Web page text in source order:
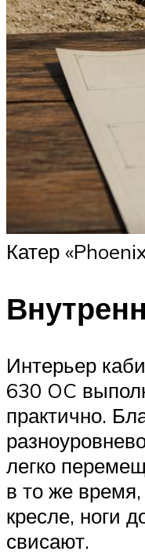
Катер
Интерьер
630 OC
практично.
легко
в то же
кресле, ноги
свисают.